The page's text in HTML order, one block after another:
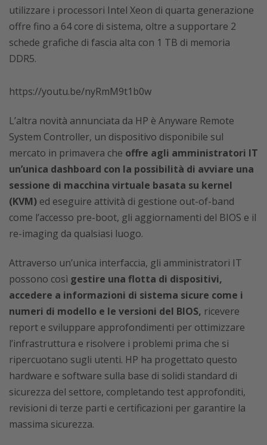
utilizzare i processori Intel Xeon di quarta generazione
offre fino a 64 core di sistema, oltre a supportare 2
schede grafiche di fascia alta con 1 TB di memoria
DDR5.
https://youtu.be/nyRmM9t1b0w
L’altra novità annunciata da HP è Anyware Remote
System Controller, un dispositivo disponibile sul
mercato in primavera che offre agli amministratori IT
un’unica dashboard con la possibilità di avviare una
sessione di macchina virtuale basata su kernel
(KVM) ed eseguire attività di gestione out-of-band
come l’accesso pre-boot, gli aggiornamenti del BIOS e il
re-imaging da qualsiasi luogo.
Attraverso un’unica interfaccia, gli amministratori IT
possono così gestire una flotta di dispositivi,
accedere a informazioni di sistema sicure come i
numeri di modello e le versioni del BIOS, ricevere
report e sviluppare approfondimenti per ottimizzare
l’infrastruttura e risolvere i problemi prima che si
ripercuotano sugli utenti. HP ha progettato questo
hardware e software sulla base di solidi standard di
sicurezza del settore, completando test approfonditi,
revisioni di terze parti e certificazioni per garantire la
massima sicurezza.